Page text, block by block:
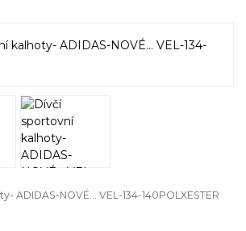
ADIDAS-NOVÉ... VEL-134-140POLXESTER